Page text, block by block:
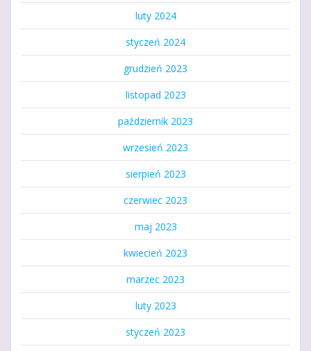
luty 2024
styczeń 2024
grudzień 2023
listopad 2023
październik 2023
wrzesień 2023
sierpień 2023
czerwiec 2023
maj 2023
kwiecień 2023
marzec 2023
luty 2023
styczeń 2023